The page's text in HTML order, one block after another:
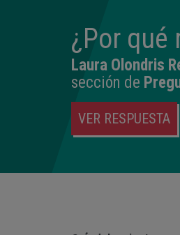
¿Por qué
Laura Olondris
sección de
VER RESPUESTA